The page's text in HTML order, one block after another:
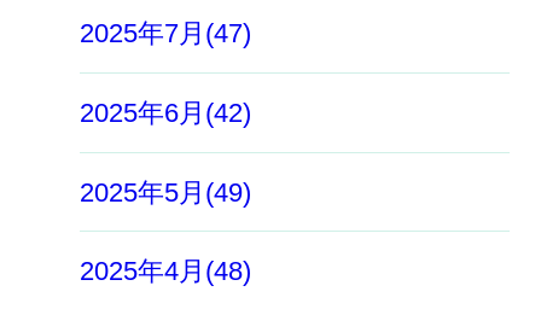
2025年7月(47)
2025年6月(42)
2025年5月(49)
2025年4月(48)